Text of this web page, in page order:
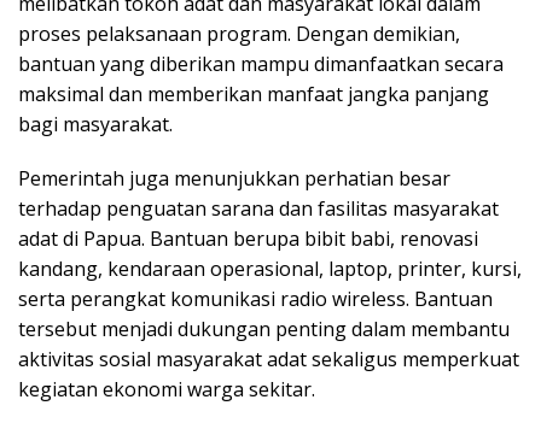
proses pelaksanaan program. Dengan demikian,
bantuan yang diberikan mampu dimanfaatkan secara
maksimal dan memberikan manfaat jangka panjang
bagi masyarakat.
Pemerintah juga menunjukkan perhatian besar
terhadap penguatan sarana dan fasilitas masyarakat
adat di Papua. Bantuan berupa bibit babi, renovasi
kandang, kendaraan operasional, laptop, printer, kursi,
serta perangkat komunikasi radio wireless. Bantuan
tersebut menjadi dukungan penting dalam membantu
aktivitas sosial masyarakat adat sekaligus memperkuat
kegiatan ekonomi warga sekitar.